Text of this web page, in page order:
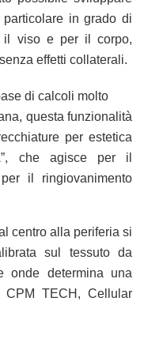
in grado di
il viso e per il corpo,
effetti collaterali.
di calcoli molto
questa funzionalità
per estetica
che agisce per il
il ringiovanimento
centro alla periferia si
sul tessuto da
onde determina una
CPM TECH, Cellular